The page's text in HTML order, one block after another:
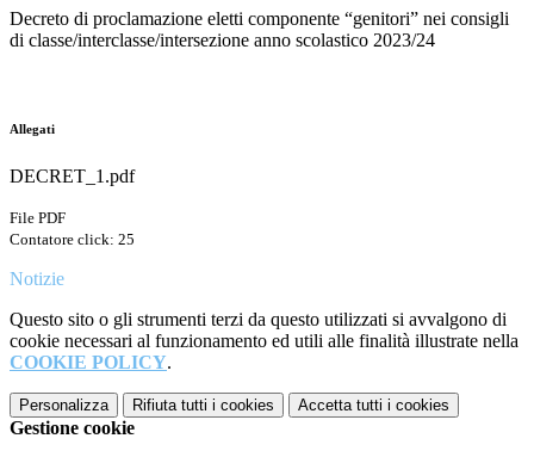
Decreto di proclamazione eletti componente “genitori” nei consigli
di classe/interclasse/intersezione anno scolastico 2023/24
Allegati
DECRET_1.pdf
File PDF
Contatore click: 25
Notizie
Questo sito o gli strumenti terzi da questo utilizzati si avvalgono di
cookie necessari al funzionamento ed utili alle finalità illustrate nella
COOKIE POLICY.
Personalizza Rifiuta tutti i cookies Accetta tutti i cookies
Gestione cookie